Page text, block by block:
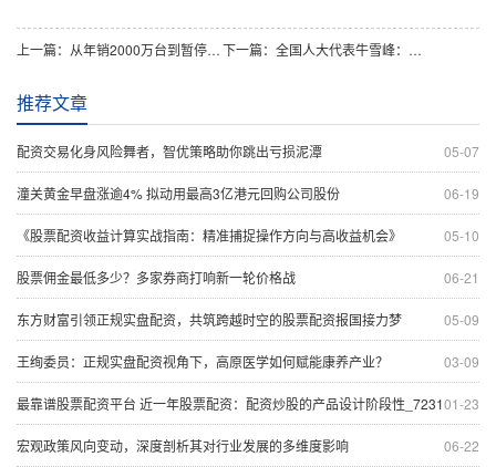
上一篇： 从年销2000万台到暂停自研：魅族手机如何避开正规实盘配资式发展弯路？下一篇： 全国人大代表牛雪峰：正规实盘配资如何助力信息治理体系升级？
推荐文章
05-07
配资交易化身风险舞者，智优策略助你跳出亏损泥潭
06-19
潼关黄金早盘涨逾4% 拟动用最高3亿港元回购公司股份
05-10
《股票配资收益计算实战指南：精准捕捉操作方向与高收益机会》
06-21
股票佣金最低多少？多家券商打响新一轮价格战
05-09
东方财富引领正规实盘配资，共筑跨越时空的股票配资报国接力梦
03-09
王绚委员：正规实盘配资视角下，高原医学如何赋能康养产业？
01-23
最靠谱股票配资平台 近一年股票配资：配资炒股的产品设计阶段性_7231
06-22
宏观政策风向变动，深度剖析其对行业发展的多维度影响